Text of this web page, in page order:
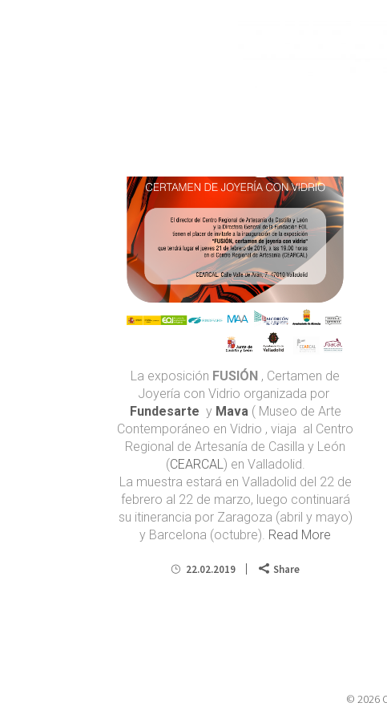
La exposición FUSIÓN , Certamen de
Joyería con Vidrio organizada por
Fundesarte y Mava( Museo de Arte
Contemporáneo en Vidrio , viaja al Centro
Regional de Artesanía de Casilla y León
(CEARCAL) en Valladolid.
La muestra estará en Valladolid del 22 de
febrero al 22 de marzo, luego continuará
su itinerancia por Zaragoza (abril y mayo)
y Barcelona (octubre). Read More
22.02.2019 Share
© 2026